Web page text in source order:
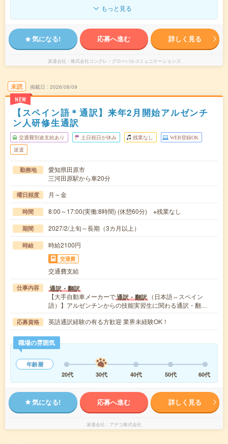
もっと見る
気になる! 応募へ進む 詳しく見る
派遣会社 株式会社コングレ・グローバルコミュニケーションズ
未読
NEW
掲載日 2026/08/09
【スペイン語＊通訳】来年2月開始アルゼンチ
ン人研修生通訳
交通費別途支給あり 土日祝日が休み 残業なし WEB登録OK
派遣
勤務地
愛知県田原市
三河田原駅から車20分
曜日頻度 月～金
時間 8:00～17:00(実働:8時間) (休憩60分) ※残業なし
期間 2027/2/上旬～長期（3カ月以上）
時給 時給2100円
交通費
交通費支給
仕事内容 通訳・翻訳
【大手自動車メーカーで通訳・翻訳 （日本語⇔スペイン
語）】アルゼンチンからの技能実習生に関わる通訳・翻…
応募資格 英語通訳経験の有る方歓迎 業界未経験OK！
職場の雰囲気
年齢層
20代
30代 40代 50代 60代
気になる! 応募へ進む 詳しく見る
派遣会社 アデコ株式会社